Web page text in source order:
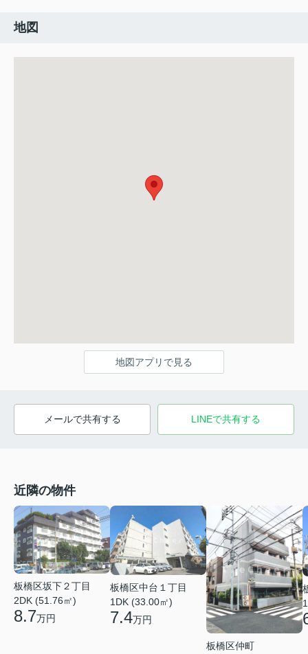
地図
地図アプリで見る
メールで共有する LINEで共有する
近隣の物件
板橋区坂下２丁目
2DK (51.76㎡)
8.7万円
板橋区中台１丁目
1DK (33.00㎡)
7.4万円
板橋区仲町